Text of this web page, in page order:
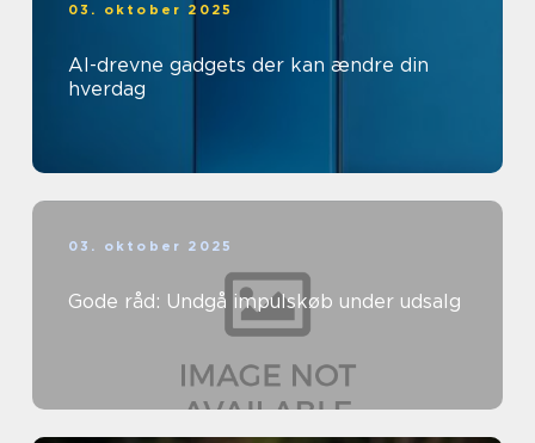
03. oktober 2025
AI-drevne gadgets der kan ændre din
hverdag
03. oktober 2025
Gode råd: Undgå impulskøb under udsalg